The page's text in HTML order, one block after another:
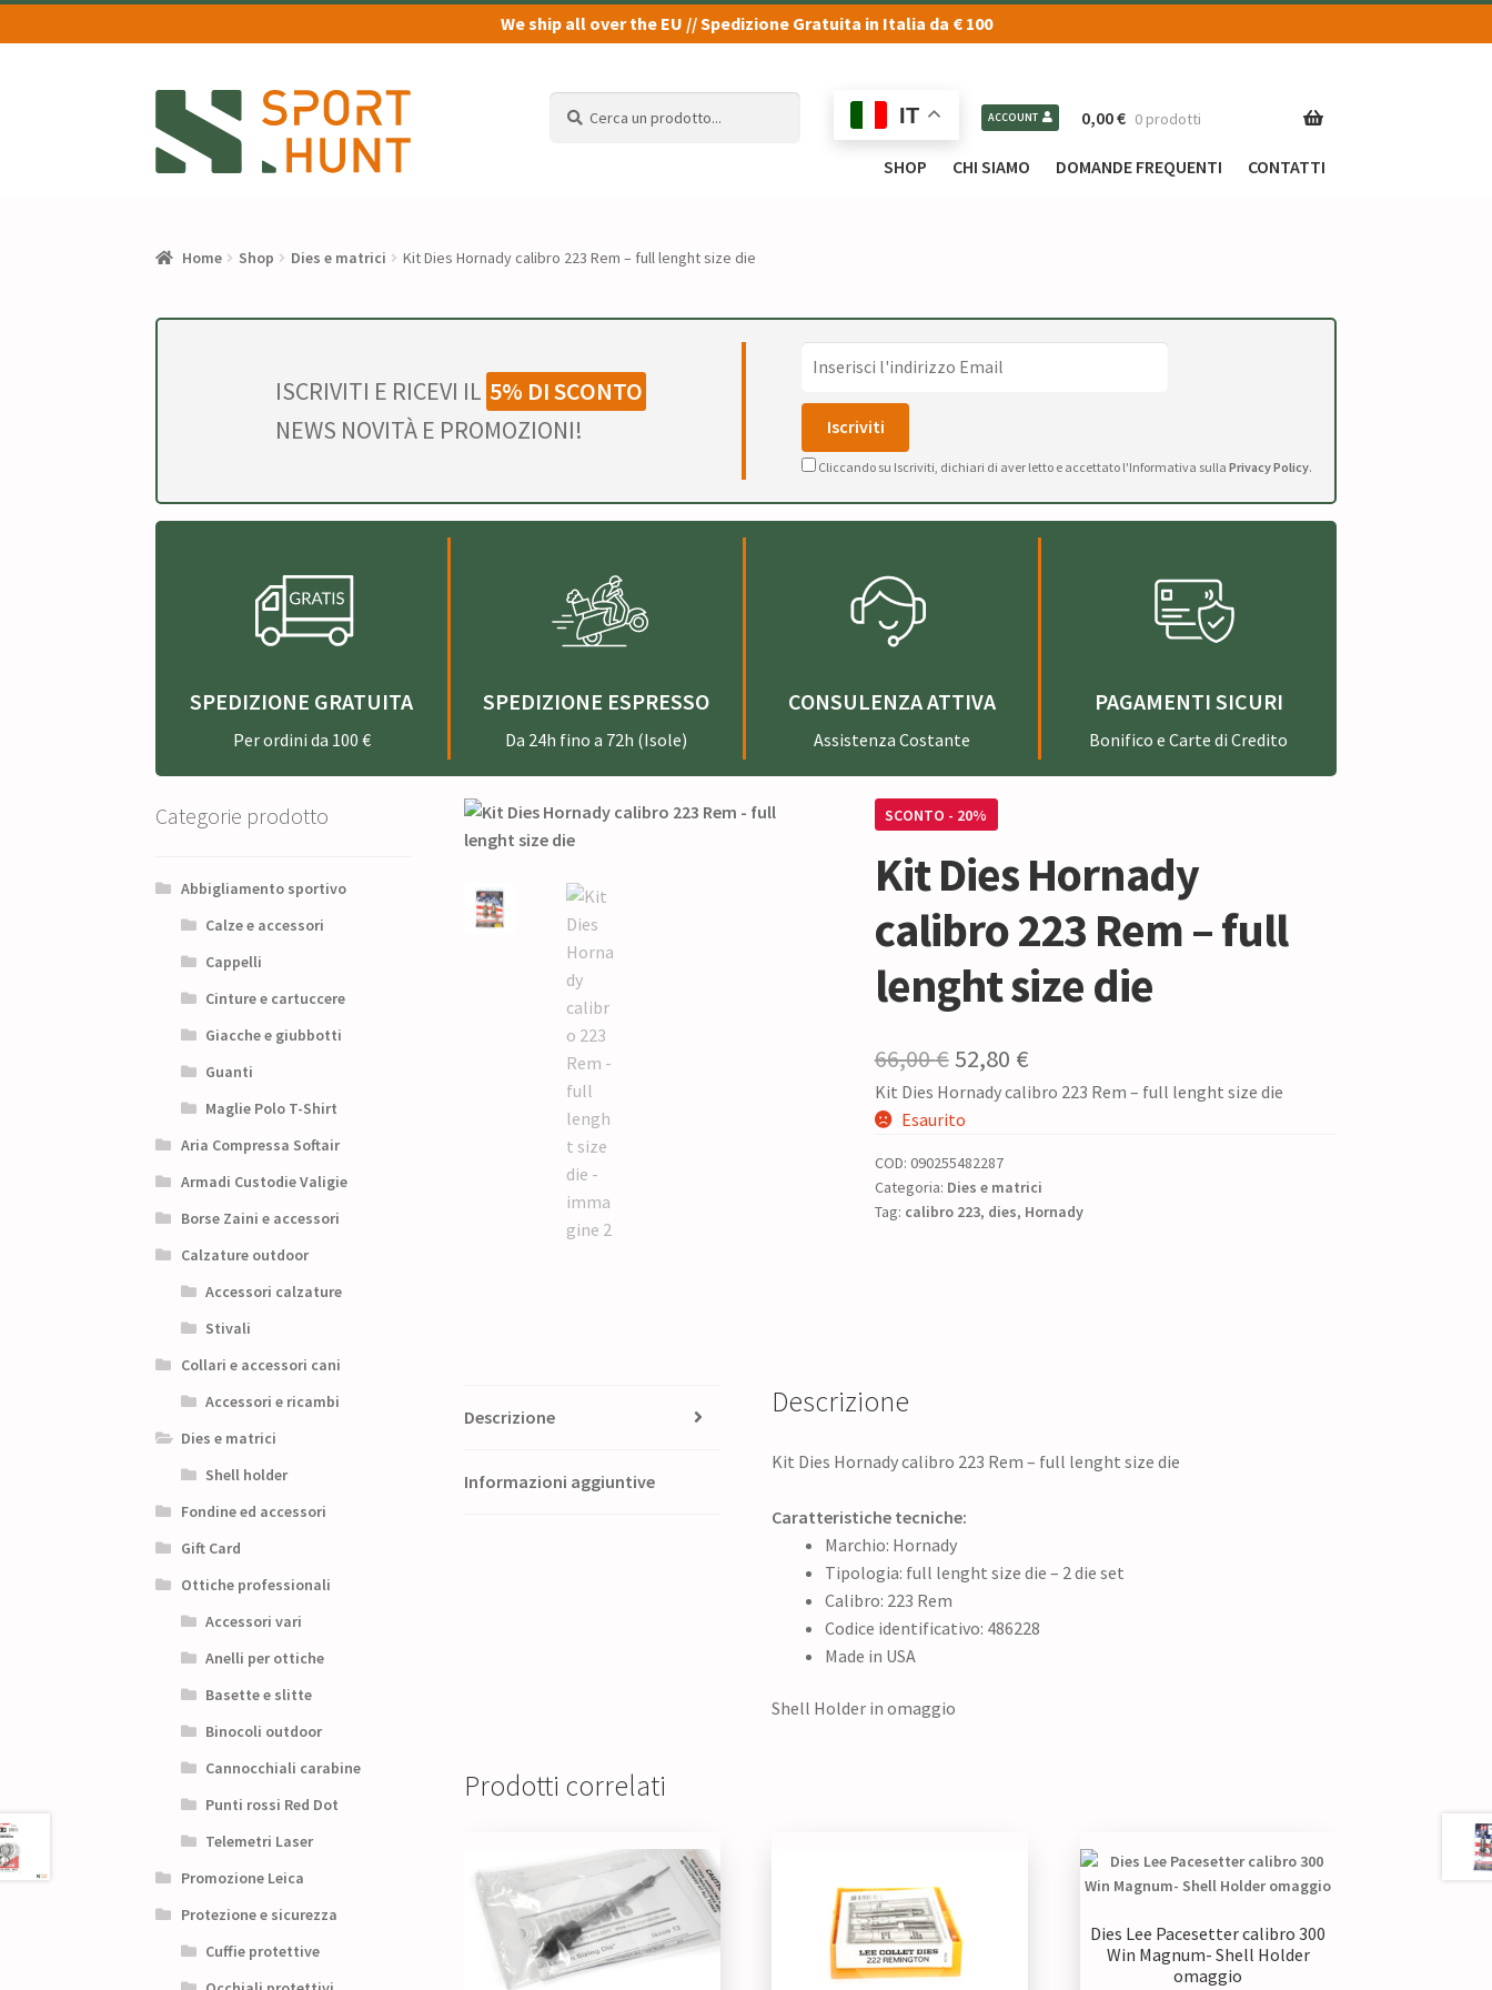
We ship all over the EU // Spedizione Gratuita in Italia da € 100
alla
navigazione
al
contenuto
IT ACCOUNT 0,00€ 0 prodotti
SHOP CHI SIAMO DOMANDE FREQUENTI CONTATTI
Home Shop Dies e matrici Kit Dies Hornady calibro 223 Rem – full lenght size die
ISCRIVITI E RICEVI IL 5% DI SCONTO
NEWS NOVITÀ E PROMOZIONI!
Cliccando su Iscriviti, dichiari di aver letto e accettato l'Informativa sulla Privacy Policy.
SPEDIZIONE GRATUITA
Per ordini da 100 €
SPEDIZIONE ESPRESSO
Da 24h fino a 72h (Isole)
CONSULENZA ATTIVA
Assistenza Costante
PAGAMENTI SICURI
Bonifico e Carte di Credito
SCONTO - 20%
Kit Dies Hornady
calibro 223 Rem – full
lenght size die
66,00€ Il
prezzo
era:
66,00 €.
52,80 €Il
prezzo
è:
52,80 €.
Kit Dies Hornady calibro 223 Rem – full lenght size die
Esaurito
COD: 090255482287
Categoria: Dies e matrici
Tag: calibro 223, dies, Hornady
Descrizione
Informazioni aggiuntive
Descrizione
Kit Dies Hornady calibro 223 Rem – full lenght size die
Caratteristiche tecniche:
Marchio: Hornady
Tipologia: full lenght size die – 2 die set
Calibro: 223 Rem
Codice identificativo: 486228
Made in USA
Shell Holder in omaggio
Prodotti correlati
Dies Lee Pacesetter calibro 300
Win Magnum- Shell Holder
omaggio
Categorie prodotto
Abbigliamento sportivo
Calze e accessori
Cappelli
Cinture e cartuccere
Giacche e giubbotti
Guanti
Maglie Polo T-Shirt
Aria Compressa Softair
Armadi Custodie Valigie
Borse Zaini e accessori
Calzature outdoor
Accessori calzature
Stivali
Collari e accessori cani
Accessori e ricambi
Dies e matrici
Shell holder
Fondine ed accessori
Gift Card
Ottiche professionali
Accessori vari
Anelli per ottiche
Basette e slitte
Binocoli outdoor
Cannocchiali carabine
Punti rossi Red Dot
Telemetri Laser
Promozione Leica
Protezione e sicurezza
Cuffie protettive